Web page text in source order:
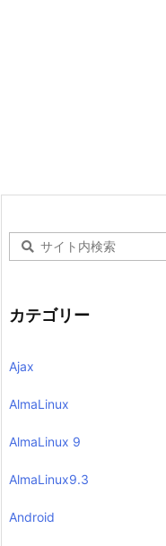
カテゴリー
Ajax
AlmaLinux
AlmaLinux 9
AlmaLinux9.3
Android